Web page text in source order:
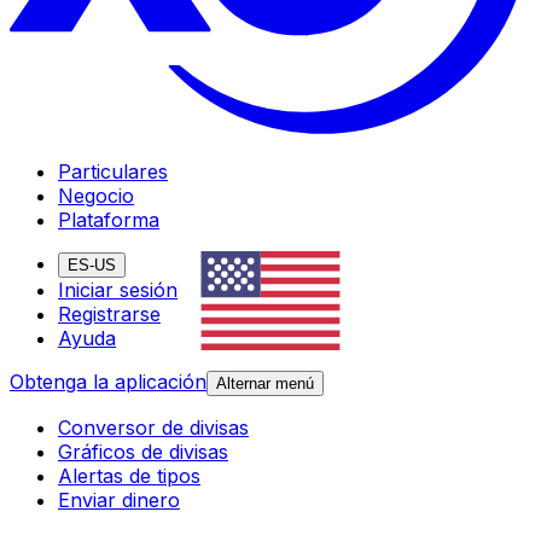
Particulares
Negocio
Plataforma
ES-US
Iniciar sesión
Registrarse
Ayuda
Obtenga la aplicación Alternar menú
Conversor de divisas
Gráficos de divisas
Alertas de tipos
Enviar dinero